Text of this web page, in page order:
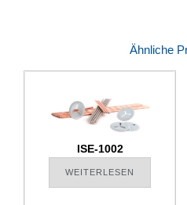
Ähnliche
ISE-1002
WEITERLESEN